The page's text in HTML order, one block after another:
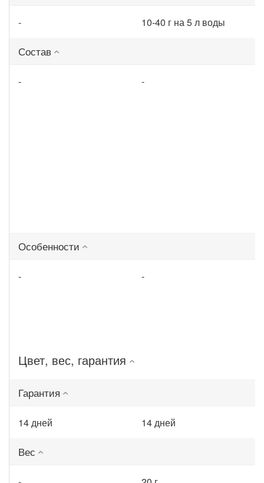
- 10-40 г на 5 л воды
Состав
- -
Особенности
- -
Цвет, вес, гарантия
Гарантия
14 дней 14 дней
Вес